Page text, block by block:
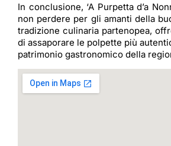
In conclusione, ‘A Purpetta d’a
non perdere per gli amanti della
tradizione culinaria partenopea,
di assaporare le polpette più
patrimonio gastronomico della